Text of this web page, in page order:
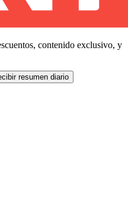
contenido exclusivo, y
resumen diario